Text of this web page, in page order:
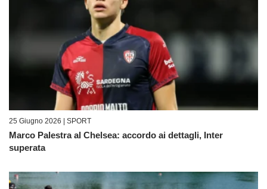
25 Giugno 2026 | SPORT
Marco Palestra al Chelsea: accordo ai dettagli, Inter
superata